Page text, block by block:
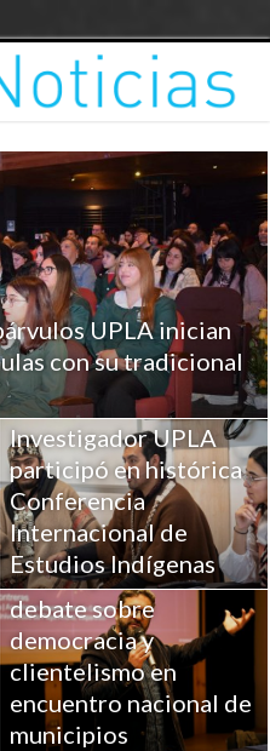
UPLA inician
con su tradicional
Investigador UPLA
participó en histórica
Conferencia
Internacional de
Estudios Indígenas
UPLA aportó al
debate sobre
democracia y
clientelismo en
encuentro nacional de
municipios